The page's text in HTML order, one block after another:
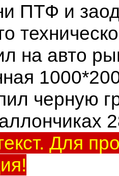
ПТФ и
на авто
черную
Для